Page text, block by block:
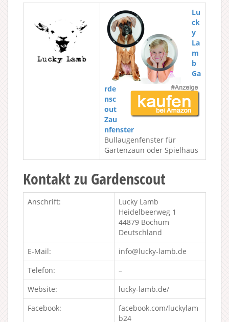
Lu
ck
y
La
m
b
Ga
rde
nsc
out
Zau
nfenster
Bullaugenfenster für
Gartenzaun oder Spielhaus
Kontakt zu Gardenscout
Anschrift:
Lucky Lamb
Heidelbeerweg 1
44879 Bochum
Deutschland
E-Mail:
info@lucky-lamb.de
Telefon:
–
Website:
lucky-lamb.de/
Facebook:
facebook.com/luckylam
b24